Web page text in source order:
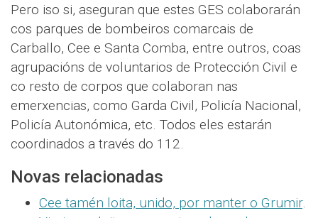
Pero iso si, aseguran que estes GES colaborarán
cos parques de bombeiros comarcais de
Carballo, Cee e Santa Comba, entre outros, coas
agrupacións de voluntarios de Protección Civil e
co resto de corpos que colaboran nas
emerxencias, como Garda Civil, Policía Nacional,
Policía Autonómica, etc. Todos eles estarán
coordinados a través do 112.
Novas relacionadas
Cee tamén loita, unido, por manter o Grumir.